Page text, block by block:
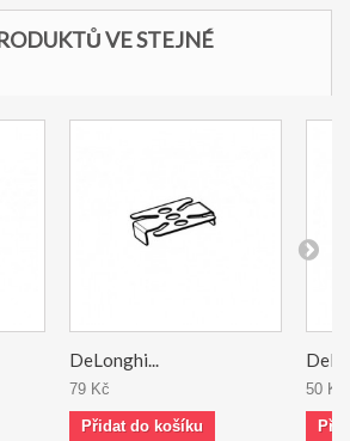
VE STEJNÉ
DeLonghi...
79 Kč
Přidat do košíku
50 Kč